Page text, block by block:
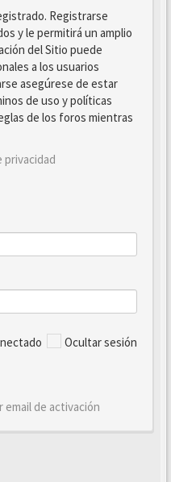
Registrarse
y le permitirá un amplio
del Sitio puede
a los usuarios
asegúrese de estar
de uso y políticas
de los foros mientras
privacidad
Ocultar sesión
email de activación